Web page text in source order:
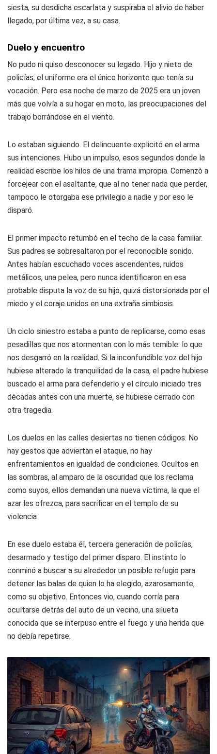
siesta, su desdicha escarlata y suspiraba el alivio de haber
llegado, por última vez, a su casa.
Duelo y encuentro
No pudo ni quiso desconocer su legado. Hijo y nieto de
policías, el uniforme era el único horizonte que tenía su
vocación. Pero esa noche de marzo de 2025 era un joven
más que volvía a su hogar en moto, las preocupaciones del
trabajo borrándose en el viento.
Lo estaban siguiendo. El delincuente explicitó en el arma
sus intenciones. Hubo un impulso, esos segundos donde la
realidad escribe los hilos de una trama impropia. Comenzó a
forcejear con el asaltante, que al no tener nada que perder,
tampoco le otorgaba ese privilegio a nadie y por eso le
disparó.
El primer impacto retumbó en el techo de la casa familiar.
Sus padres se sobresaltaron por el reconocible sonido.
Antes habían escuchado voces ascendentes, ruidos
metálicos, una pelea, pero nunca identificaron en esa
probable disputa la voz de su hijo, quizá distorsionada por el
miedo y el coraje unidos en una extraña simbiosis.
Un ciclo siniestro estaba a punto de replicarse, como esas
pesadillas que nos atormentan con lo más temible: lo que
nos desgarró en la realidad. Si la inconfundible voz del hijo
hubiese alterado la tranquilidad de la casa, el padre hubiese
buscado el arma para defenderlo y el círculo iniciado tres
décadas antes con una muerte, se hubiese cerrado con
otra tragedia.
Los duelos en las calles desiertas no tienen códigos. No
hay gestos que adviertan el ataque, no hay
enfrentamientos en igualdad de condiciones. Ocultos en
las sombras, al amparo de la oscuridad que los reclama
como suyos, ellos demandan una nueva víctima, la que el
azar les ofrezca, para sacrificar en el templo de su
violencia.
En ese duelo estaba él, tercera generación de policías,
desarmado y testigo del primer disparo. El instinto lo
conminó a buscar a su alrededor un posible refugio para
detener las balas de quien lo ha elegido, azarosamente,
como su objetivo. Entonces vio, cuando corría para
ocultarse detrás del auto de un vecino, una silueta
conocida que se interpuso entre el fuego y una herida que
no debía repetirse.